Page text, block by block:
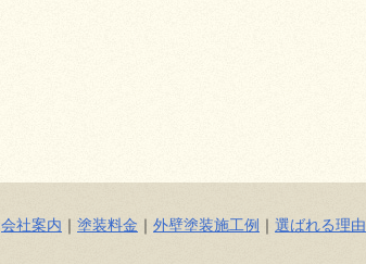
会社案内 ｜ 塗装料金 ｜ 外壁塗装施工例 ｜ 選ばれる理由